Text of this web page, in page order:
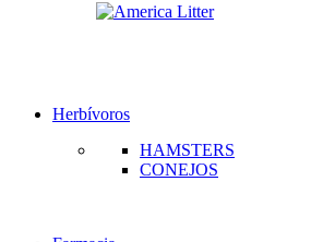
Herbívoros
HAMSTERS
CONEJOS